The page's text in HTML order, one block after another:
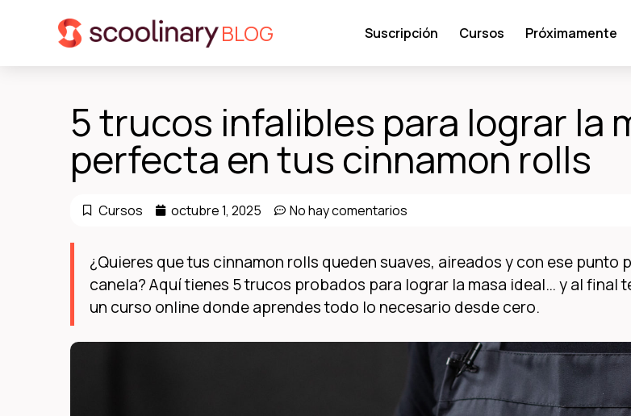
BLOG Suscripción Cursos Próximamente
5 trucos infalibles para lograr la
perfecta en tus cinnamon rolls
Cursos octubre 1, 2025 No hay comentarios
¿Quieres que tus cinnamon rolls queden suaves, aireados y con ese punto
canela? Aquí tienes 5 trucos probados para lograr la masa ideal… y al final
un curso online donde aprendes todo lo necesario desde cero.